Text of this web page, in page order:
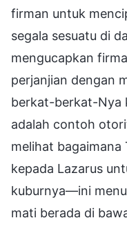
firman untuk
segala sesuatu di
mengucapkan
perjanjian dengan
berkat-berkat-Nya
adalah contoh
melihat bagaimana
kepada Lazarus
kuburnya—ini
mati berada di